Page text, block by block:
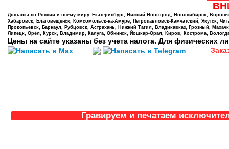
Доставка по России и всему миру. Екатеринбург, Нижний Новгород, Новосибирск,
Хабаровск, Благовещенск, Комсомольск-на-Амуре, Петропавловск-Камчатский, Якутск,
Прокопьевск, Барнаул, Рубцовск, Астрахань, Нижний Тагил, Владикавказ, Грозный,
Липецк, Орёл, Курск, Владимир, Калуга, Обнинск, Йошкар-Орал, Киров, Кострома,
Цены на сайте указаны без учета налога. Для физических
Гравируем и печатаем